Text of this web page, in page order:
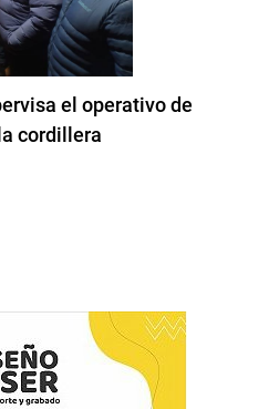
el operativo de
cordillera